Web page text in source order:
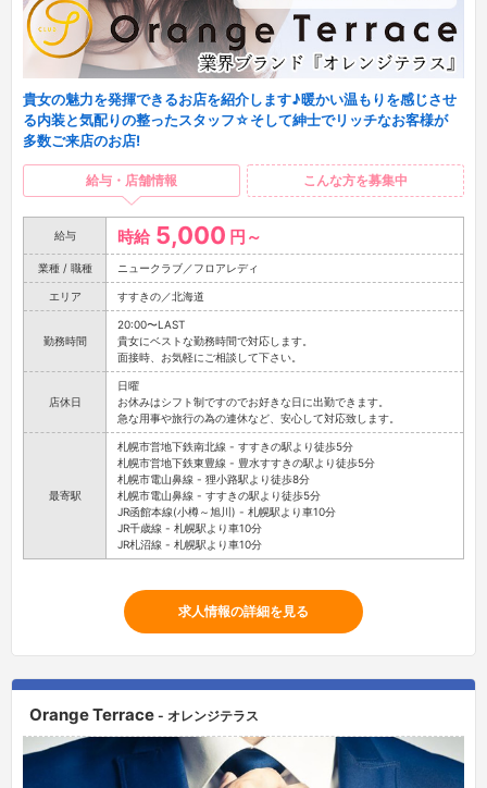
貴女の魅力を発揮できるお店を紹介します♪暖かい温もりを感じさせ
る内装と気配りの整ったスタッフ☆そして紳士でリッチなお客様が
多数ご来店のお店!
給与・店舗情報 こんな方を募集中
給与 時給 5,000 円～
業種 / 職種 ニュークラブ／フロアレディ
エリア すすきの／北海道
勤務時間
20:00〜LAST
貴女にベストな勤務時間で対応します。
面接時、お気軽にご相談して下さい。
店休日
日曜
お休みはシフト制ですのでお好きな日に出勤できます。
急な用事や旅行の為の連休など、安心して対応致します。
最寄駅
札幌市営地下鉄南北線 - すすきの駅より徒歩5分
札幌市営地下鉄東豊線 - 豊水すすきの駅より徒歩5分
札幌市電山鼻線 - 狸小路駅より徒歩8分
札幌市電山鼻線 - すすきの駅より徒歩5分
JR函館本線(小樽～旭川) - 札幌駅より車10分
JR千歳線 - 札幌駅より車10分
JR札沼線 - 札幌駅より車10分
求人情報の詳細を見る
Orange Terrace - オレンジテラス